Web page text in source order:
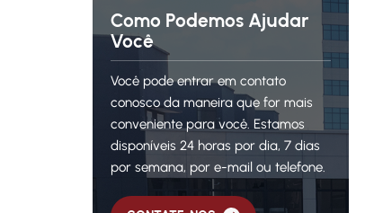
Como Podemos Ajudar
Você
Você pode entrar em contato
conosco da maneira que for mais
conveniente para você. Estamos
disponíveis 24 horas por dia, 7 dias
por semana, por e-mail ou telefone.